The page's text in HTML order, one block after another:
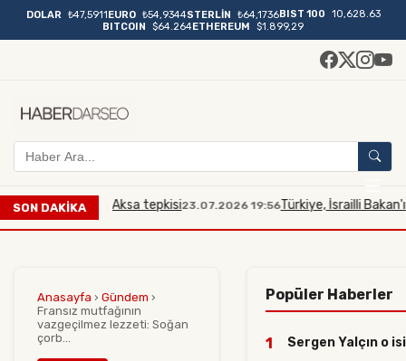
DOLAR ₺47,5911EURO ₺54,9344STERLİN ₺64,1736BIST 100
10,628.63
BITCOIN
$64.264ETHEREUM $1.899,29
SON DAKİKA
Mescidi Aksa tepkisi23.07.2026 19:56Türkiye, İsrailli Bakan'ın
Anasayfa › Gündem ›
Fransız mutfağının
vazgeçilmez lezzeti: Soğan
çorb...
Popüler Haberler
1 Sergen Yalçın o